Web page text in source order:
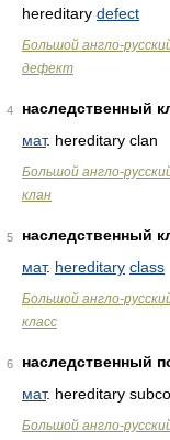
hereditary defect
Большой англо-
дефект
4
наследственный
мат. hereditary clan
Большой англо-
клан
5
наследственный
мат. hereditary class
Большой англо-
класс
6
наследственный
мат. hereditary
Большой англо-